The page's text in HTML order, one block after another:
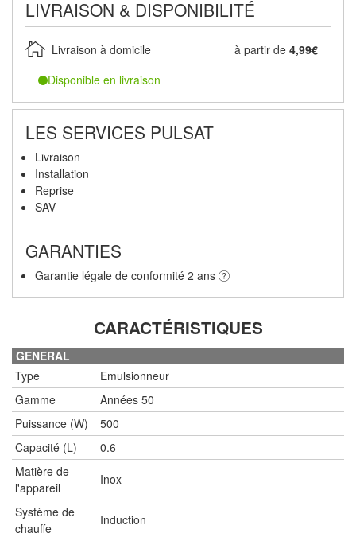
LIVRAISON & DISPONIBILITÉ
Livraison à domicile à partir de 4,99€
Disponible en livraison
LES SERVICES PULSAT
Livraison
Installation
Reprise
SAV
GARANTIES
Garantie légale de conformité 2 ans
CARACTÉRISTIQUES
GENERAL
Type
Emulsionneur
Gamme
Années 50
Puissance (W)
500
Capacité (L)
0.6
Matière de
l'appareil
Inox
Système de
chauffe
Induction